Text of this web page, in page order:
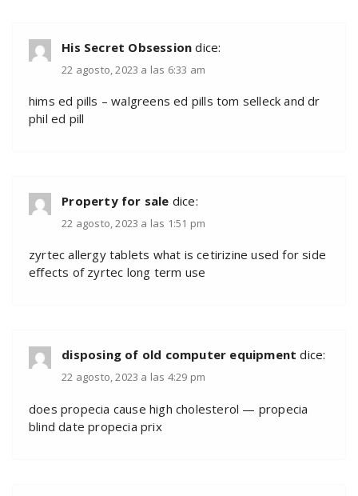
His Secret Obsession dice:
22 agosto, 2023 a las 6:33 am
hims ed pills – walgreens ed pills tom selleck and dr
phil ed pill
Property for sale dice:
22 agosto, 2023 a las 1:51 pm
zyrtec allergy tablets what is cetirizine used for side
effects of zyrtec long term use
disposing of old computer equipment dice:
22 agosto, 2023 a las 4:29 pm
does propecia cause high cholesterol — propecia
blind date propecia prix